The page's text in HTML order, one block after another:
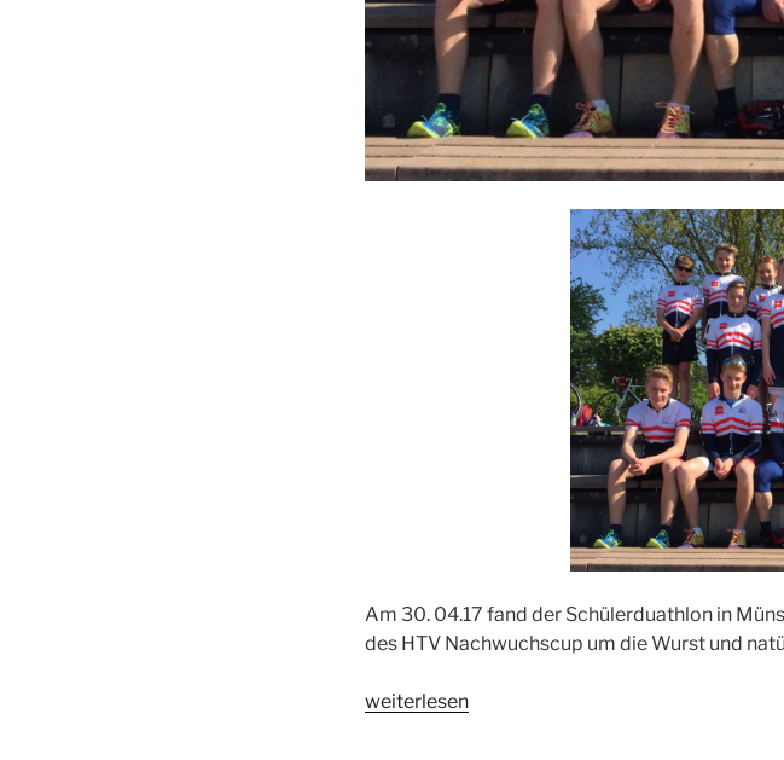
Am 30. 04.17 fand der Schülerduathlon in
des HTV Nachwuchscup um die Wurst und
„HTV
weiterlesen